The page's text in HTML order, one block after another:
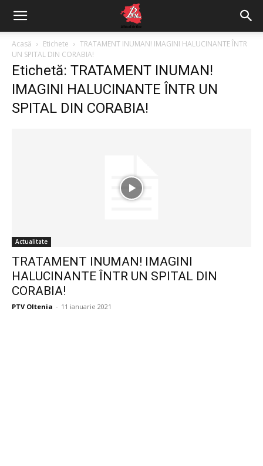
Acasă Etichete
TRATAMENT INUMAN! IMAGINI HALUCINANTE ÎNTR
UN SPITAL DIN CORABIA!
Etichetă: TRATAMENT INUMAN!
IMAGINI HALUCINANTE ÎNTR UN
SPITAL DIN CORABIA!
Actualitate
TRATAMENT INUMAN! IMAGINI
HALUCINANTE ÎNTR UN SPITAL DIN
CORABIA!
PTV Oltenia - 11 ianuarie 2021